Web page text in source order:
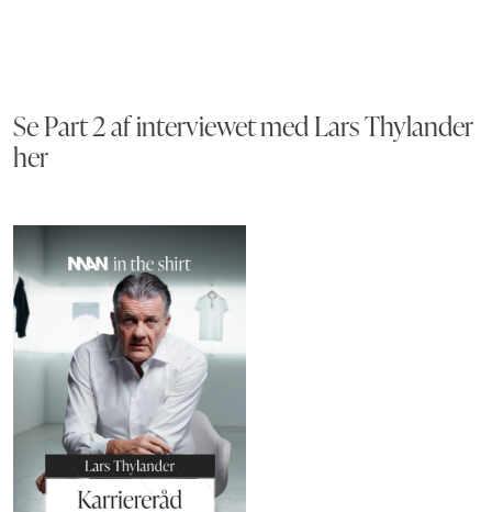
Se Part 2 af interviewet med Lars Thylander
her